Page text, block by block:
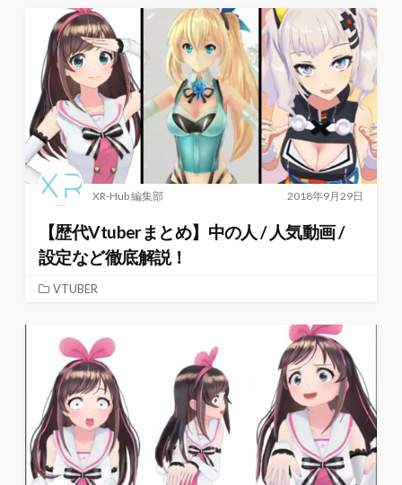
2018年9月29日
XR-Hub 編集部
【歴代Vtuberまとめ】中の人 / 人気動画 /
設定など徹底解説！
VTUBER